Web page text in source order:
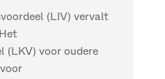
(LIV) vervalt
(LKV) voor oudere